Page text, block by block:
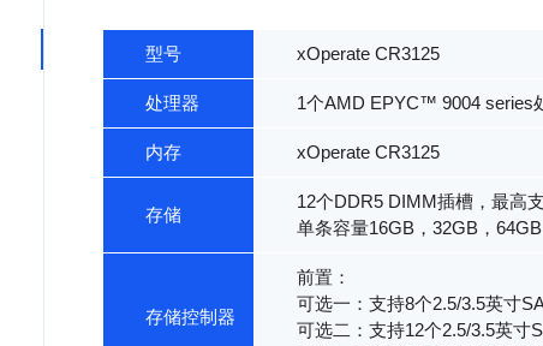
型号 xOperate CR3125
处理器 1个AMD EPYC™ 9004 series
内存 xOperate CR3125
存储
12个DDR5 DIMM插槽，最高
单条容量16GB，32GB，
存储控制器
前置：
可选一：支持8个2.5/3.5英寸
可选二：支持12个2.5/3.5英寸